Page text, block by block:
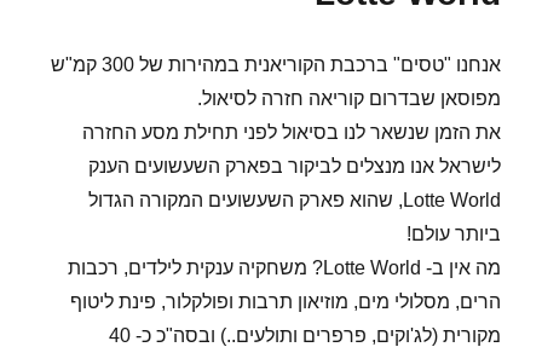
אנחנו "טסים" ברכבת הקוריאנית במהירות של 300 קמ"ש
מפוסאן שבדרום קוריאה חזרה לסיאול.
את הזמן שנשאר לנו בסיאול לפני תחילת מסע החזרה
לישראל אנו מנצלים לביקור בפארק השעשועים הענק
Lotte World, שהוא פארק השעשועים המקורה הגדול
ביותר עולם!
מה אין ב- Lotte World? משחקיה ענקית לילדים, רכבות
הרים, מסלולי מים, מוזיאון תרבות ופולקלור, פינת ליטוף
מקורית (לג'וקים, פרפרים ותולעים..) ובסה"כ כ- 40